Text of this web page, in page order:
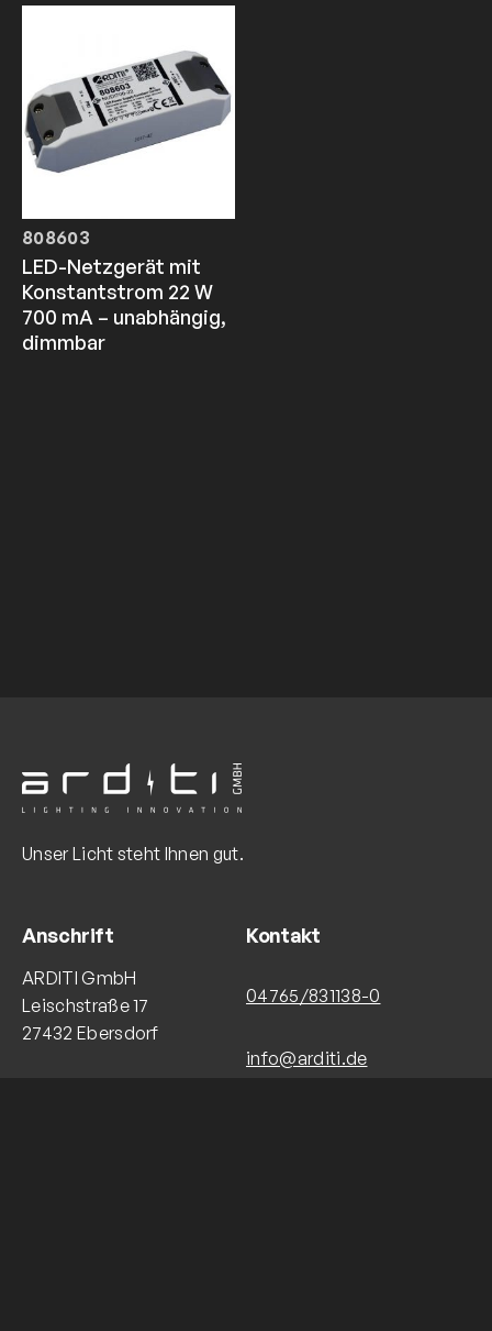
808603
LED-Netzgerät mit
Konstantstrom 22 W
700 mA – unabhängig,
dimmbar
Unser Licht steht Ihnen gut.
Anschrift
ARDITI GmbH
Leischstraße 17
27432 Ebersdorf
Kontakt
04765/831138-0
info@arditi.de